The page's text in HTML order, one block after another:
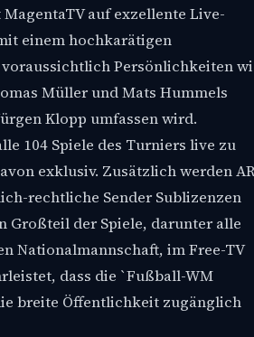
auf exzellente Live-
einem hochkarätigen
Persönlichkeiten
Müller und Mats Hummels
Klopp umfassen wird.
104 Spiele des Turniers live zu
exklusiv. Zusätzlich werden
rechtliche Sender Sublizenzen
Großteil der Spiele, darunter alle
Nationalmannschaft, im Free-TV
dass die `Fußball-WM
breite Öffentlichkeit zugänglich